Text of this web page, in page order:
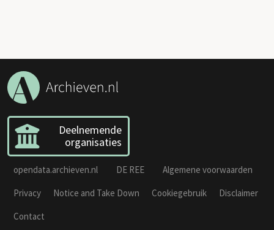
Deelnemende
organisaties
opendata.archieven.nl DE REE
Algemene voorwaarden
Privacy
Notice and Take Down Cookiegebruik
Disclaimer
Contact